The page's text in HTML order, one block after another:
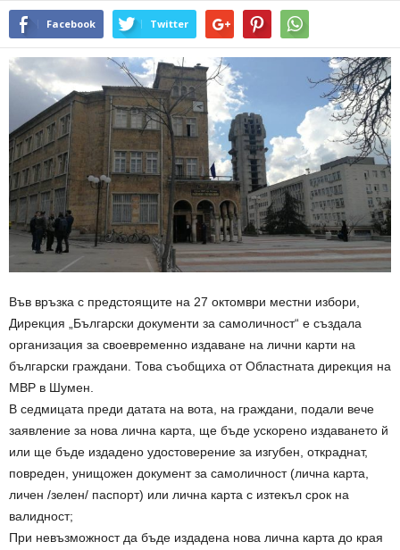
Facebook Twitter
Във връзка с предстоящите на 27 октомври местни избори,
Дирекция „Български документи за самоличност“ е създала
организация за своевременно издаване на лични карти на
български граждани. Това съобщиха от Областната дирекция на
МВР в Шумен.
В седмицата преди датата на вота, на граждани, подали вече
заявление за нова лична карта, ще бъде ускорено издаването й
или ще бъде издадено удостоверение за изгубен, откраднат,
повреден, унищожен документ за самоличност (лична карта,
личен /зелен/ паспорт) или лична карта с изтекъл срок на
валидност;
При невъзможност да бъде издадена нова лична карта до края